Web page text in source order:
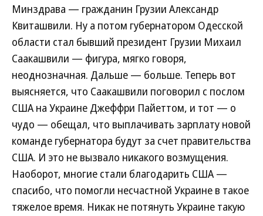
Минздрава — гражданин Грузии Александр
Квиташвили. Ну а потом губернатором Одесской
области стал бывший президент Грузии Михаил
Саакашвили — фигура, мягко говоря,
неоднозначная. Дальше — больше. Теперь вот
выясняется, что Саакашвили поговорил с послом
США на Украине Джеффри Пайеттом, и тот — о
чудо — обещал, что выплачивать зарплату новой
команде губернатора будут за счет правительства
США. И это не вызвало никакого возмущения.
Наоборот, многие стали благодарить США —
спасибо, что помогли несчастной Украине в такое
тяжелое время. Никак не потянуть Украине такую